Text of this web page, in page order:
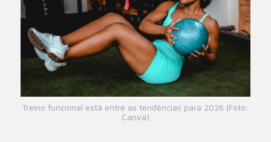
Treino funcional está entre as tendências para 2026 (Foto:
Canva)